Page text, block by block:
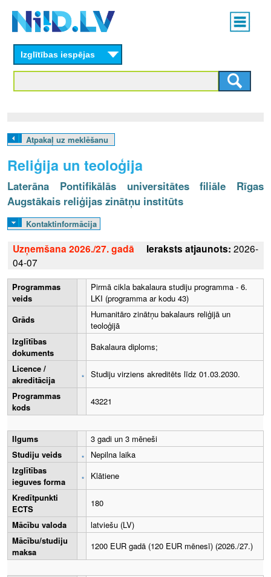
content
Main
menu
L
V
Izglītības iespējas
Atpakaļ uz meklēšanu
Reliģija un teoloģija
Laterāna Pontifikālās universitātes filiāle Rīgas
Augstākais reliģijas zinātņu institūts
Kontaktinformācija
Uzņemšana 2026./27. gadā Ieraksts atjaunots: 2026-
04-07
Programmas
veids
Pirmā cikla bakalaura studiju programma - 6.
LKI (programma ar kodu 43)
Grāds
Humanitāro zinātņu bakalaurs reliģijā un
teoloģijā
Izglītības
dokuments
Bakalaura diploms;
Licence /
akreditācija
Studiju virziens akreditēts līdz 01.03.2030.
Programmas
kods
43221
Ilgums
3 gadi un 3 mēneši
Studiju veids
Nepilna laika
Izglītības
ieguves forma
Klātiene
Kredītpunkti
ECTS
180
Mācību valoda
latviešu (LV)
Mācību/studiju
maksa
1200 EUR gadā (120 EUR mēnesī) (2026./27.)